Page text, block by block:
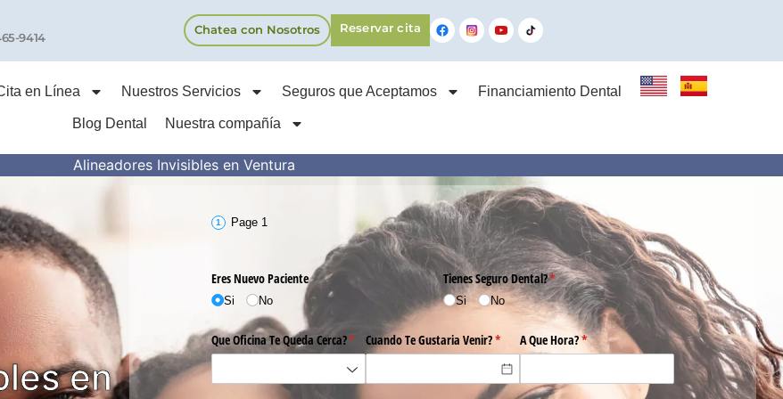
9414
Chatea con Nosotros Reservar cita
en Línea Nuestros Servicios Seguros que Aceptamos Financiamiento Dental
Blog Dental Nuestra compañía
Alineadores Invisibles en Ventura
en